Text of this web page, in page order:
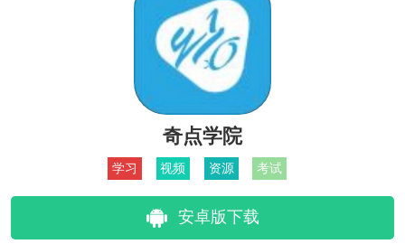
拍摄美化 时尚购物
奇点学院
学习 视频 资源 考试
安卓版下载